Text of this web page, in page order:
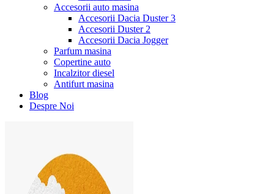
Accesorii auto masina
Accesorii Dacia Duster 3
Accesorii Duster 2
Accesorii Dacia Jogger
Parfum masina
Copertine auto
Incalzitor diesel
Antifurt masina
Blog
Despre Noi